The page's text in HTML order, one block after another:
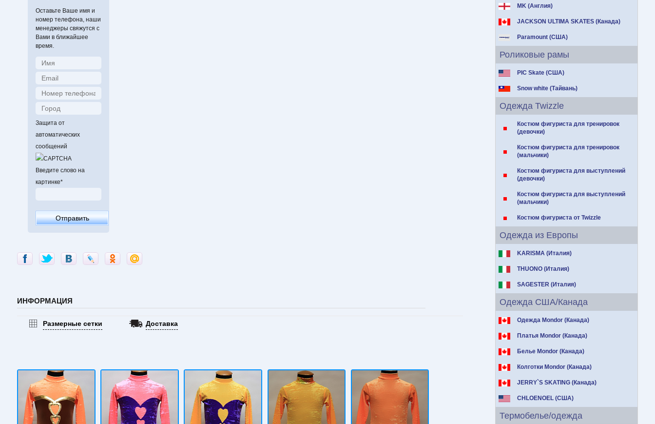
MK (Англия)
JACKSON ULTIMA SKATES (Канада)
Paramount (США)
Роликовые рамы
PIC Skate (США)
Snow white (Тайвань)
Одежда Twizzle
Костюм фигуриста для тренировок
(девочки)
Костюм фигуриста для тренировок
(мальчики)
Костюм фигуриста для выступлений
(девочки)
Костюм фигуриста для выступлений
(мальчики)
Костюм фигуриста от Twizzle
Одежда из Европы
KARISMA (Италия)
THUONO (Италия)
SAGESTER (Италия)
Одежда США/Канада
Одежда Mondor (Канада)
Платья Mondor (Канада)
Белье Mondor (Канада)
Колготки Mondor (Канада)
JERRY`S SKATING (Канада)
CHLOENOEL (США)
Термобелье/одежда
Оставьте Ваше имя и
номер телефона, наши
менеджеры свяжутся с
Вами в ближайшее
время.
Защита от
автоматических
сообщений
Введите слово на
картинке*
ИНФОРМАЦИЯ
Размерные сетки Доставка